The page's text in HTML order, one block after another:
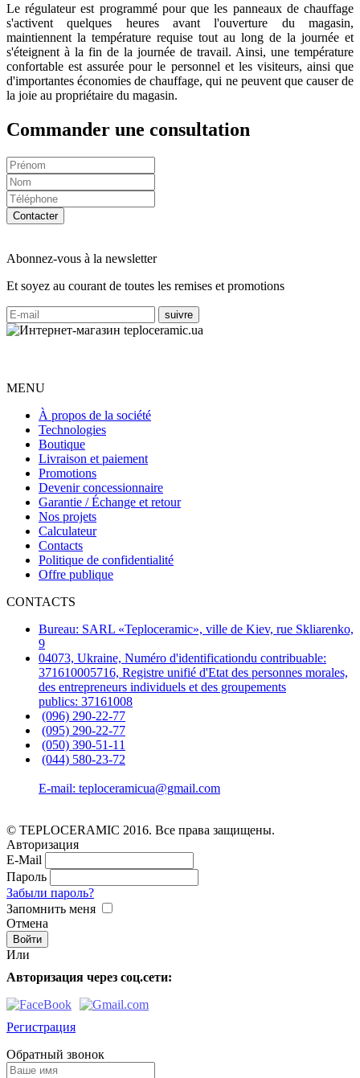
Le régulateur est programmé pour que les panneaux de chauffage
s'activent quelques heures avant l'ouverture du magasin,
maintiennent la température requise tout au long de la journée et
s'éteignent à la fin de la journée de travail. Ainsi, une température
confortable est assurée pour le personnel et les visiteurs, ainsi que
d'importantes économies de chauffage, qui ne peuvent que causer de
la joie au propriétaire du magasin.
Commander une consultation
Contacter
Abonnez-vous à la newsletter
Et soyez au courant de toutes les remises et promotions
MENU
À propos de la société
Technologies
Boutique
Livraison et paiement
Promotions
Devenir concessionnaire
Garantie / Échange et retour
Nos projets
Calculateur
Contacts
Politique de confidentialité
Offre publique
CONTACTS
Bureau: SARL «Teploceramic», ville de Kiev, rue Skliarenko,
9
04073, Ukraine, Numéro d'identificationdu contribuable:
371610005716, Registre unifié d'Etat des personnes morales,
des entrepreneurs individuels et des groupements
publics: 37161008
(096) 290-22-77
(095) 290-22-77
(050) 390-51-11
(044) 580-23-72
E-mail: teploceramicua@gmail.com
© TEPLOCERAMIC 2016. Все права защищены.
Авторизация
E-Mail
Пароль
Забыли пароль?
Запомнить меня
Отмена
Или
Авторизация через соц.сети:
Регистрация
Обратный звонок